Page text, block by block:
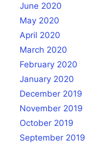
June 2020
May 2020
April 2020
March 2020
February 2020
January 2020
December 2019
November 2019
October 2019
September 2019